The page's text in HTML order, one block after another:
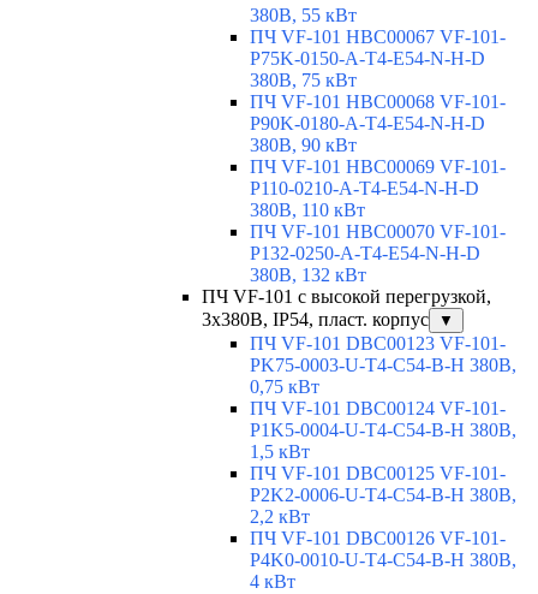
380В, 55 кВт
ПЧ VF-101 HBC00067 VF-101-
P75K-0150-A-T4-E54-N-H-D
380В, 75 кВт
ПЧ VF-101 HBC00068 VF-101-
P90K-0180-A-T4-E54-N-H-D
380В, 90 кВт
ПЧ VF-101 HBC00069 VF-101-
P110-0210-A-T4-E54-N-H-D
380В, 110 кВт
ПЧ VF-101 HBC00070 VF-101-
P132-0250-A-T4-E54-N-H-D
380В, 132 кВт
ПЧ VF-101 с высокой перегрузкой,
3х380В, IP54, пласт. корпус
▼
ПЧ VF-101 DBC00123 VF-101-
PK75-0003-U-T4-C54-B-H 380В,
0,75 кВт
ПЧ VF-101 DBC00124 VF-101-
P1K5-0004-U-T4-C54-B-H 380В,
1,5 кВт
ПЧ VF-101 DBC00125 VF-101-
P2K2-0006-U-T4-C54-B-H 380В,
2,2 кВт
ПЧ VF-101 DBC00126 VF-101-
P4K0-0010-U-T4-C54-B-H 380В,
4 кВт